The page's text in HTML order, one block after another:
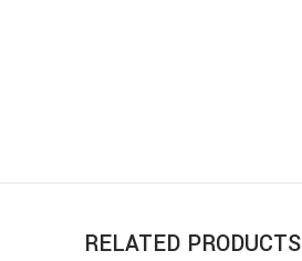
RELATED PRODUCTS